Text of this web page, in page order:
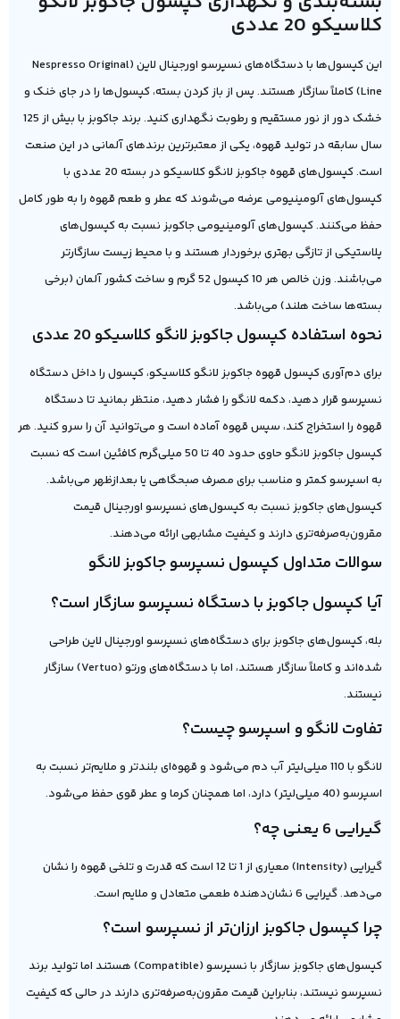
کلاسیکو 20 عددی
این کپسول‌ها با دستگاه‌های نسپرسو اورجینال لاین (Nespresso Original
Line) کاملاً سازگار هستند. پس از باز کردن بسته، کپسول‌ها را در جای خنک و
خشک دور از نور مستقیم و رطوبت نگهداری کنید. برند جاکوبز با بیش از 125
سال سابقه در تولید قهوه، یکی از معتبرترین برندهای آلمانی در این صنعت
است. کپسول‌های قهوه جاکوبز لانگو کلاسیکو در بسته 20 عددی با
کپسول‌های آلومینیومی عرضه می‌شوند که عطر و طعم قهوه را به طور کامل
حفظ می‌کنند. کپسول‌های آلومینیومی جاکوبز نسبت به کپسول‌های
پلاستیکی از تازگی بهتری برخوردار هستند و با محیط زیست سازگارتر
می‌باشند. وزن خالص هر 10 کپسول 52 گرم و ساخت کشور آلمان (برخی
بسته‌ها ساخت هلند) می‌باشد.
نحوه استفاده کپسول جاکوبز لانگو کلاسیکو 20 عددی
برای دم‌آوری کپسول قهوه جاکوبز لانگو کلاسیکو، کپسول را داخل دستگاه
نسپرسو قرار دهید، دکمه لانگو را فشار دهید، منتظر بمانید تا دستگاه
قهوه را استخراج کند، سپس قهوه آماده است و می‌توانید آن را سرو کنید. هر
کپسول جاکوبز لانگو حاوی حدود 40 تا 50 میلی‌گرم کافئین است که نسبت
به اسپرسو کمتر و مناسب برای مصرف صبحگاهی یا بعدازظهر می‌باشد.
کپسول‌های جاکوبز نسبت به کپسول‌های نسپرسو اورجینال قیمت
مقرون‌به‌صرفه‌تری دارند و کیفیت مشابهی ارائه می‌دهند.
سوالات متداول کپسول نسپرسو جاکوبز لانگو
آیا کپسول جاکوبز با دستگاه نسپرسو سازگار است؟
بله، کپسول‌های جاکوبز برای دستگاه‌های نسپرسو اورجینال لاین طراحی
شده‌اند و کاملاً سازگار هستند، اما با دستگاه‌های ورتو (Vertuo) سازگار
نیستند.
تفاوت لانگو و اسپرسو چیست؟
لانگو با 110 میلی‌لیتر آب دم می‌شود و قهوه‌ای بلندتر و ملایم‌تر نسبت به
اسپرسو (40 میلی‌لیتر) دارد، اما همچنان کرما و عطر قوی حفظ می‌شود.
گیرایی 6 یعنی چه؟
گیرایی (Intensity) معیاری از 1 تا 12 است که قدرت و تلخی قهوه را نشان
می‌دهد. گیرایی 6 نشان‌دهنده طعمی متعادل و ملایم است.
چرا کپسول جاکوبز ارزان‌تر از نسپرسو است؟
کپسول‌های جاکوبز سازگار با نسپرسو (Compatible) هستند اما تولید برند
نسپرسو نیستند، بنابراین قیمت مقرون‌به‌صرفه‌تری دارند در حالی که کیفیت